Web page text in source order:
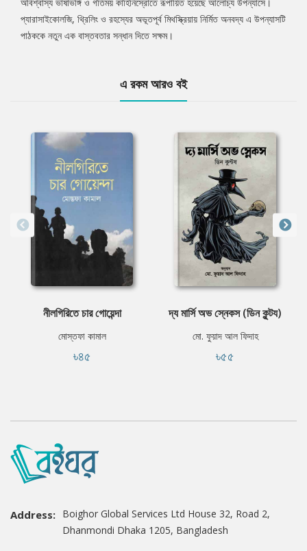
প্যারাসাইকোলজি, থ্রিলিং ও রহস্যের অভূতপূর্ব মিথস্ক্রিয়ায় নির্মিত অনবদ্য এ উপন্যাসটি
পাঠককে নতুন এক বাস্তবতার সন্ধান দিতে সক্ষম।
এ রকম আরও বই
নীলগিরিতে চার গোয়েন্দা
মোস্তফা কামাল
৳৪৫
দ্য মার্সি অভ স্নেকস (ডিন কুন্টয)
মো. ফুয়াদ আল ফিদাহ
৳৫৫
Address: Boighor Global Services Ltd House 32, Road 2,
Dhanmondi Dhaka 1205, Bangladesh